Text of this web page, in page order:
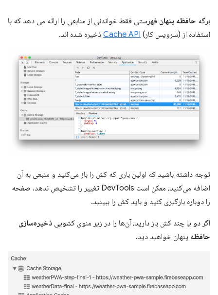
برگه حافظه پنهان فهرستی فقط خواندنی از منابعی را ارائه می دهد که با
استفاده از (سرویس کار) Cache API ذخیره شده اند.
توجه داشته باشید که اولین باری که کش را باز می‌کنید و منبعی به آن
اضافه می‌کنید، ممکن است DevTools تغییر را تشخیص ندهد. صفحه
را دوباره بارگیری کنید و باید کش را ببینید.
اگر دو یا چند کش باز دارید، آن‌ها را در زیر منوی کشویی ذخیره‌سازی
حافظه پنهان خواهید دید.